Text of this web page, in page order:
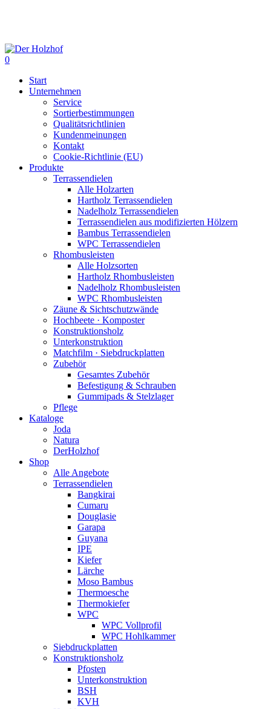
content
0
Start
Unternehmen
Service
Sortierbestimmungen
Qualitätsrichtlinien
Kundenmeinungen
Kontakt
Cookie-Richtlinie (EU)
Produkte
Terrassendielen
Alle Holzarten
Hartholz Terrassendielen
Nadelholz Terrassendielen
Terrassendielen aus modifizierten Hölzern
Bambus Terrassendielen
WPC Terrassendielen
Rhombusleisten
Alle Holzsorten
Hartholz Rhombusleisten
Nadelholz Rhombusleisten
WPC Rhombusleisten
Zäune & Sichtschutzwände
Hochbeete · Komposter
Konstruktionsholz
Unterkonstruktion
Matchfilm · Siebdruckplatten
Zubehör
Gesamtes Zubehör
Befestigung & Schrauben
Gummipads & Stelzlager
Pflege
Kataloge
Joda
Natura
DerHolzhof
Shop
Alle Angebote
Terrassendielen
Bangkirai
Cumaru
Douglasie
Garapa
Guyana
IPE
Kiefer
Lärche
Moso Bambus
Thermoesche
Thermokiefer
WPC
WPC Vollprofil
WPC Hohlkammer
Siebdruckplatten
Konstruktionsholz
Pfosten
Unterkonstruktion
BSH
KVH